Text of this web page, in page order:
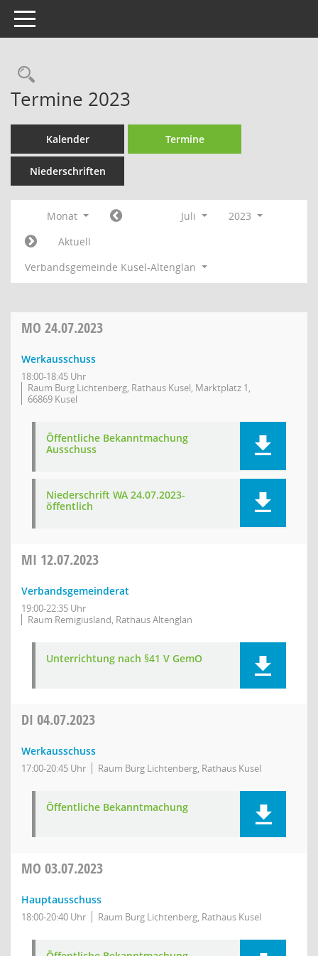
Toggle navigation
Rechercheauswahl
Termine 2023
Kalender Termine
Niederschriften
Monat Juli
2023
Aktuell
Verbandsgemeinde Kusel-Altenglan
MO 24.07.2023
Werkausschuss
18:00-18:45 Uhr
Raum Burg Lichtenberg, Rathaus Kusel, Marktplatz 1,
66869 Kusel
Öffentliche Bekanntmachung
Ausschuss
Niederschrift WA 24.07.2023-
öffentlich
MI 12.07.2023
Verbandsgemeinderat
19:00-22:35 Uhr
Raum Remigiusland, Rathaus Altenglan
Unterrichtung nach §41 V GemO
DI 04.07.2023
Werkausschuss
17:00-20:45 Uhr Raum Burg Lichtenberg, Rathaus Kusel
Öffentliche Bekanntmachung
MO 03.07.2023
Hauptausschuss
18:00-20:40 Uhr Raum Burg Lichtenberg, Rathaus Kusel